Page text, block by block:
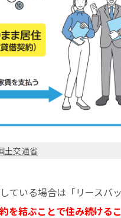
土交通省
ている場合は「リースバ
結ぶことで住み続けるこ